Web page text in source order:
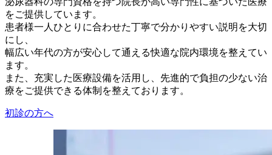
をご提供しています。
患者様一人ひとりに合わせた丁寧で分かりやすい説明を大切
にし、
幅広い年代の方が安心して通える快適な院内環境を整えてい
ます。
また、充実した医療設備を活用し、先進的で負担の少ない治
療をご提供できる体制を整えております。
初診の方へ